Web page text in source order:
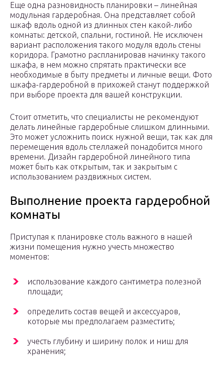
Еще одна разновидность планировки – линейная
модульная гардеробная. Она представляет собой
шкаф вдоль одной из длинных стен какой-либо
комнаты: детской, спальни, гостиной. Не исключен
вариант расположения такого модуля вдоль стены
коридора. Грамотно распланировав начинку такого
шкафа, в нем можно спрятать практически все
необходимые в быту предметы и личные вещи. Фото
шкафа-гардеробной в прихожей станут поддержкой
при выборе проекта для вашей конструкции.
Стоит отметить, что специалисты не рекомендуют
делать линейные гардеробные слишком длинными.
Это может усложнить поиск нужной вещи, так как для
перемещения вдоль стеллажей понадобится много
времени. Дизайн гардеробной линейного типа
может быть как открытым, так и закрытым с
использованием раздвижных систем.
Выполнение проекта гардеробной
комнаты
Приступая к планировке столь важного в нашей
жизни помещения нужно учесть множество
моментов:
использование каждого сантиметра полезной
площади;
определить состав вещей и аксессуаров,
которые мы предполагаем разместить;
учесть глубину и ширину полок и ниш для
хранения;